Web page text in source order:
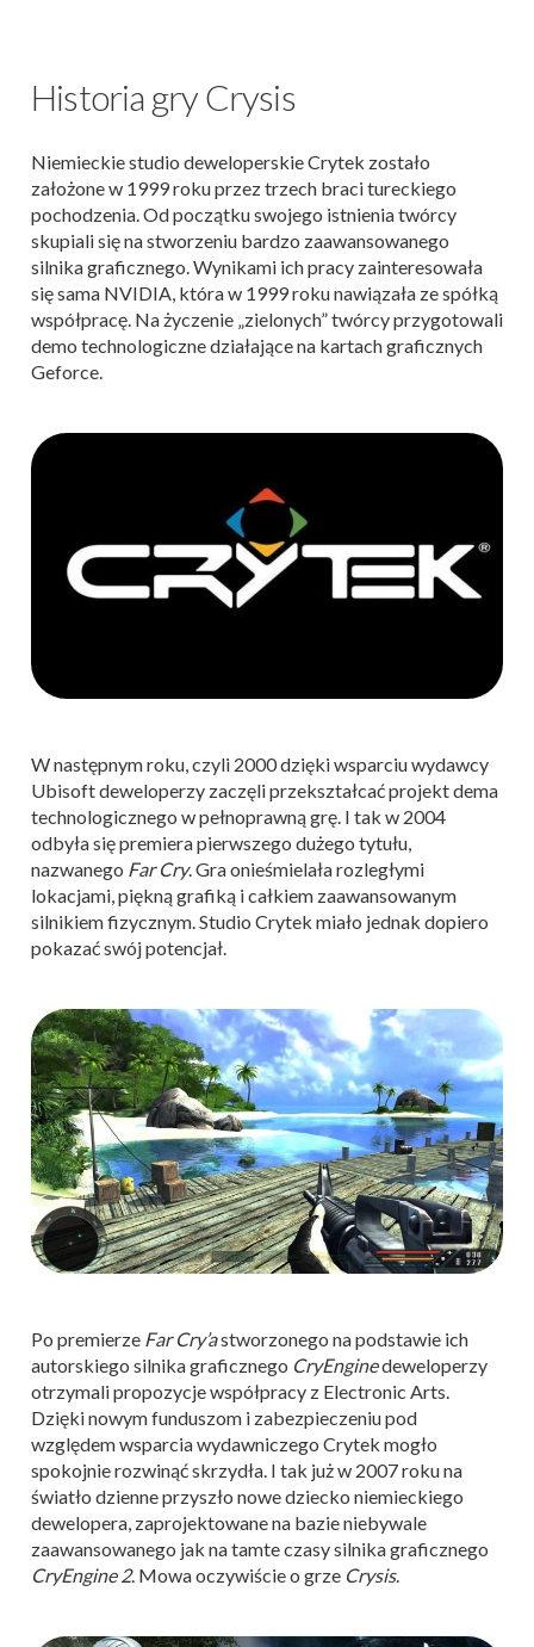
Historia gry Crysis
Niemieckie studio deweloperskie Crytek zostało
założone w 1999 roku przez trzech braci tureckiego
pochodzenia. Od początku swojego istnienia twórcy
skupiali się na stworzeniu bardzo zaawansowanego
silnika graficznego. Wynikami ich pracy zainteresowała
się sama NVIDIA, która w 1999 roku nawiązała ze spółką
współpracę. Na życzenie „zielonych” twórcy przygotowali
demo technologiczne działające na kartach graficznych
Geforce.
W następnym roku, czyli 2000 dzięki wsparciu wydawcy
Ubisoft deweloperzy zaczęli przekształcać projekt dema
technologicznego w pełnoprawną grę. I tak w 2004
odbyła się premiera pierwszego dużego tytułu,
nazwanego Far Cry. Gra onieśmielała rozległymi
lokacjami, piękną grafiką i całkiem zaawansowanym
silnikiem fizycznym. Studio Crytek miało jednak dopiero
pokazać swój potencjał.
Po premierze Far Cry’astworzonego na podstawie ich
autorskiego silnika graficznego CryEnginedeweloperzy
otrzymali propozycje współpracy z Electronic Arts.
Dzięki nowym funduszom i zabezpieczeniu pod
względem wsparcia wydawniczego Crytek mogło
spokojnie rozwinąć skrzydła. I tak już w 2007 roku na
światło dzienne przyszło nowe dziecko niemieckiego
dewelopera, zaprojektowane na bazie niebywale
zaawansowanego jak na tamte czasy silnika graficznego
CryEngine 2. Mowa oczywiście o grze Crysis.